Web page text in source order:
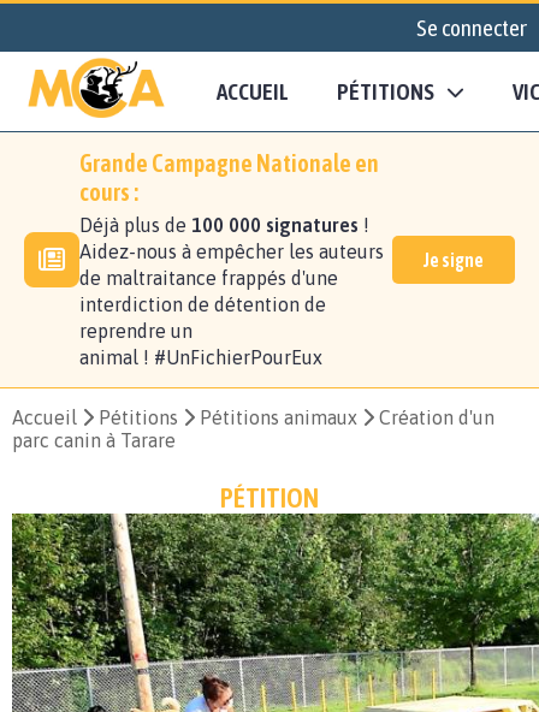
Se connecter
ACCUEIL PÉTITIONS
Grande Campagne Nationale en
cours :
Déjà plus de 100 000 signatures !
Aidez-nous à empêcher les auteurs
de maltraitance frappés d'une
interdiction de détention de
reprendre un
animal ! #UnFichierPourEux
Je signe
Accueil Pétitions Pétitions animaux
Création d'un
parc canin à Tarare
PÉTITION